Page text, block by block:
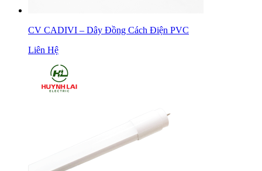
CV CADIVI – Dây Đồng Cách Điện PVC
Liên Hệ